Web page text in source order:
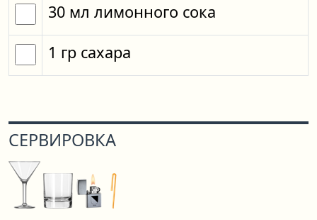
30 мл лимонного сока
1 гр сахара
СЕРВИРОВКА